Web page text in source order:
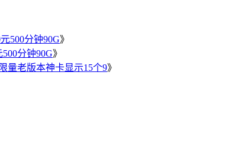
500分钟90G》
分钟90G》
量老版本神卡显示15个9》